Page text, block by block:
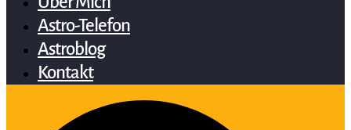
Astro-Telefon
Astroblog
Kontakt